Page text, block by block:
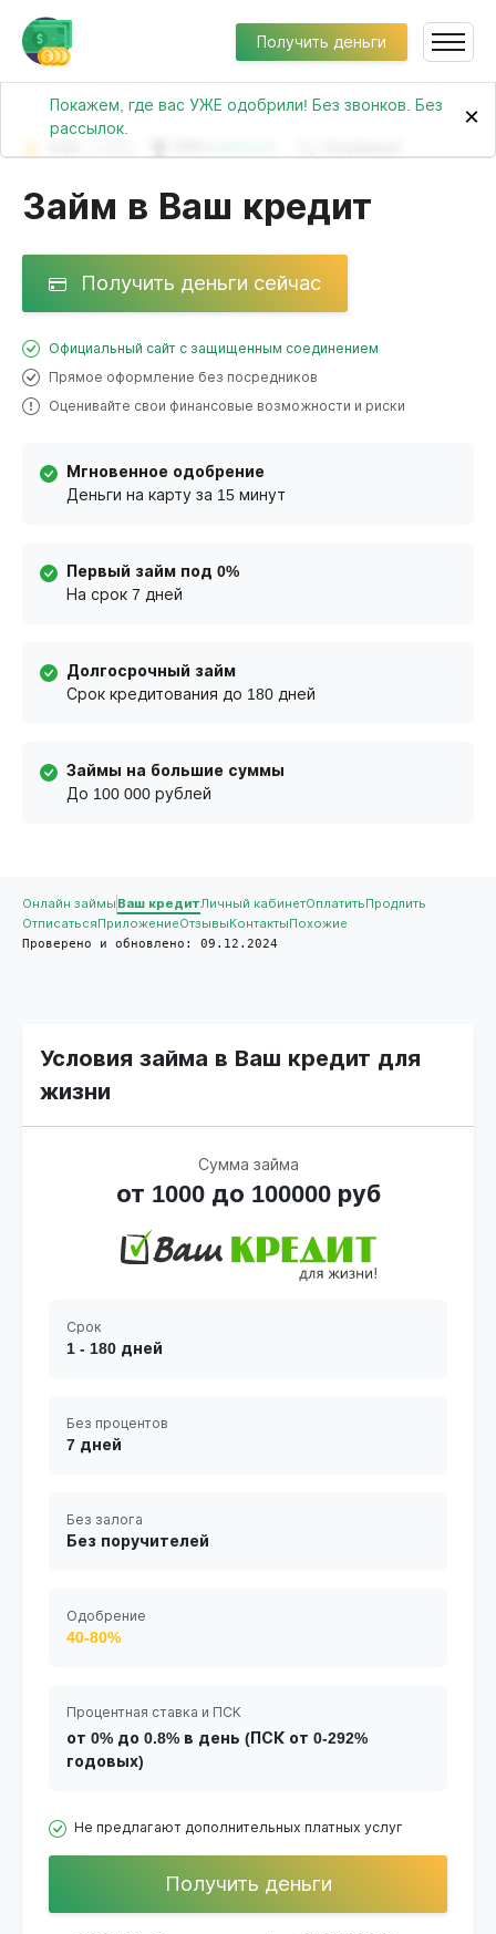
Получить деньги
Покажем, где вас УЖЕ одобрили! Без звонков. Без
рассылок.
×
Займ в Ваш кредит
Получить деньги сейчас
Официальный сайт с защищенным соединением
Прямое оформление без посредников
Оценивайте свои финансовые возможности и риски
Мгновенное одобрение
Деньги на карту за 15 минут
Первый займ под 0%
На срок 7 дней
Долгосрочный займ
Срок кредитования до 180 дней
Займы на большие суммы
До 100 000 рублей
Онлайн займы Ваш кредитЛичный кабинетОплатить Продлить
Отписаться ПриложениеОтзывы Контакты Похожие
Проверено и обновлено: 09.12.2024
Условия займа в Ваш кредит для
жизни
Сумма займа
от 1000 до 100000 руб
Срок
1 - 180 дней
Без процентов
7 дней
Без залога
Без поручителей
Одобрение
40-80%
Процентная ставка и ПСК
от 0% до 0.8% в день (ПСК от 0-292%
годовых)
Не предлагают дополнительных платных услуг
Получить деньги